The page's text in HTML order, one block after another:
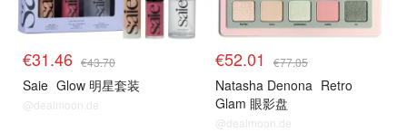
€31.46 €43.70
Saie Glow 明星套装
@dealmoon.de
€52.01 €77.05
Natasha Denona Retro
Glam 眼影盘
@dealmoon.de